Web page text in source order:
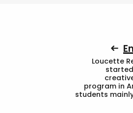
Loucette
program in
students